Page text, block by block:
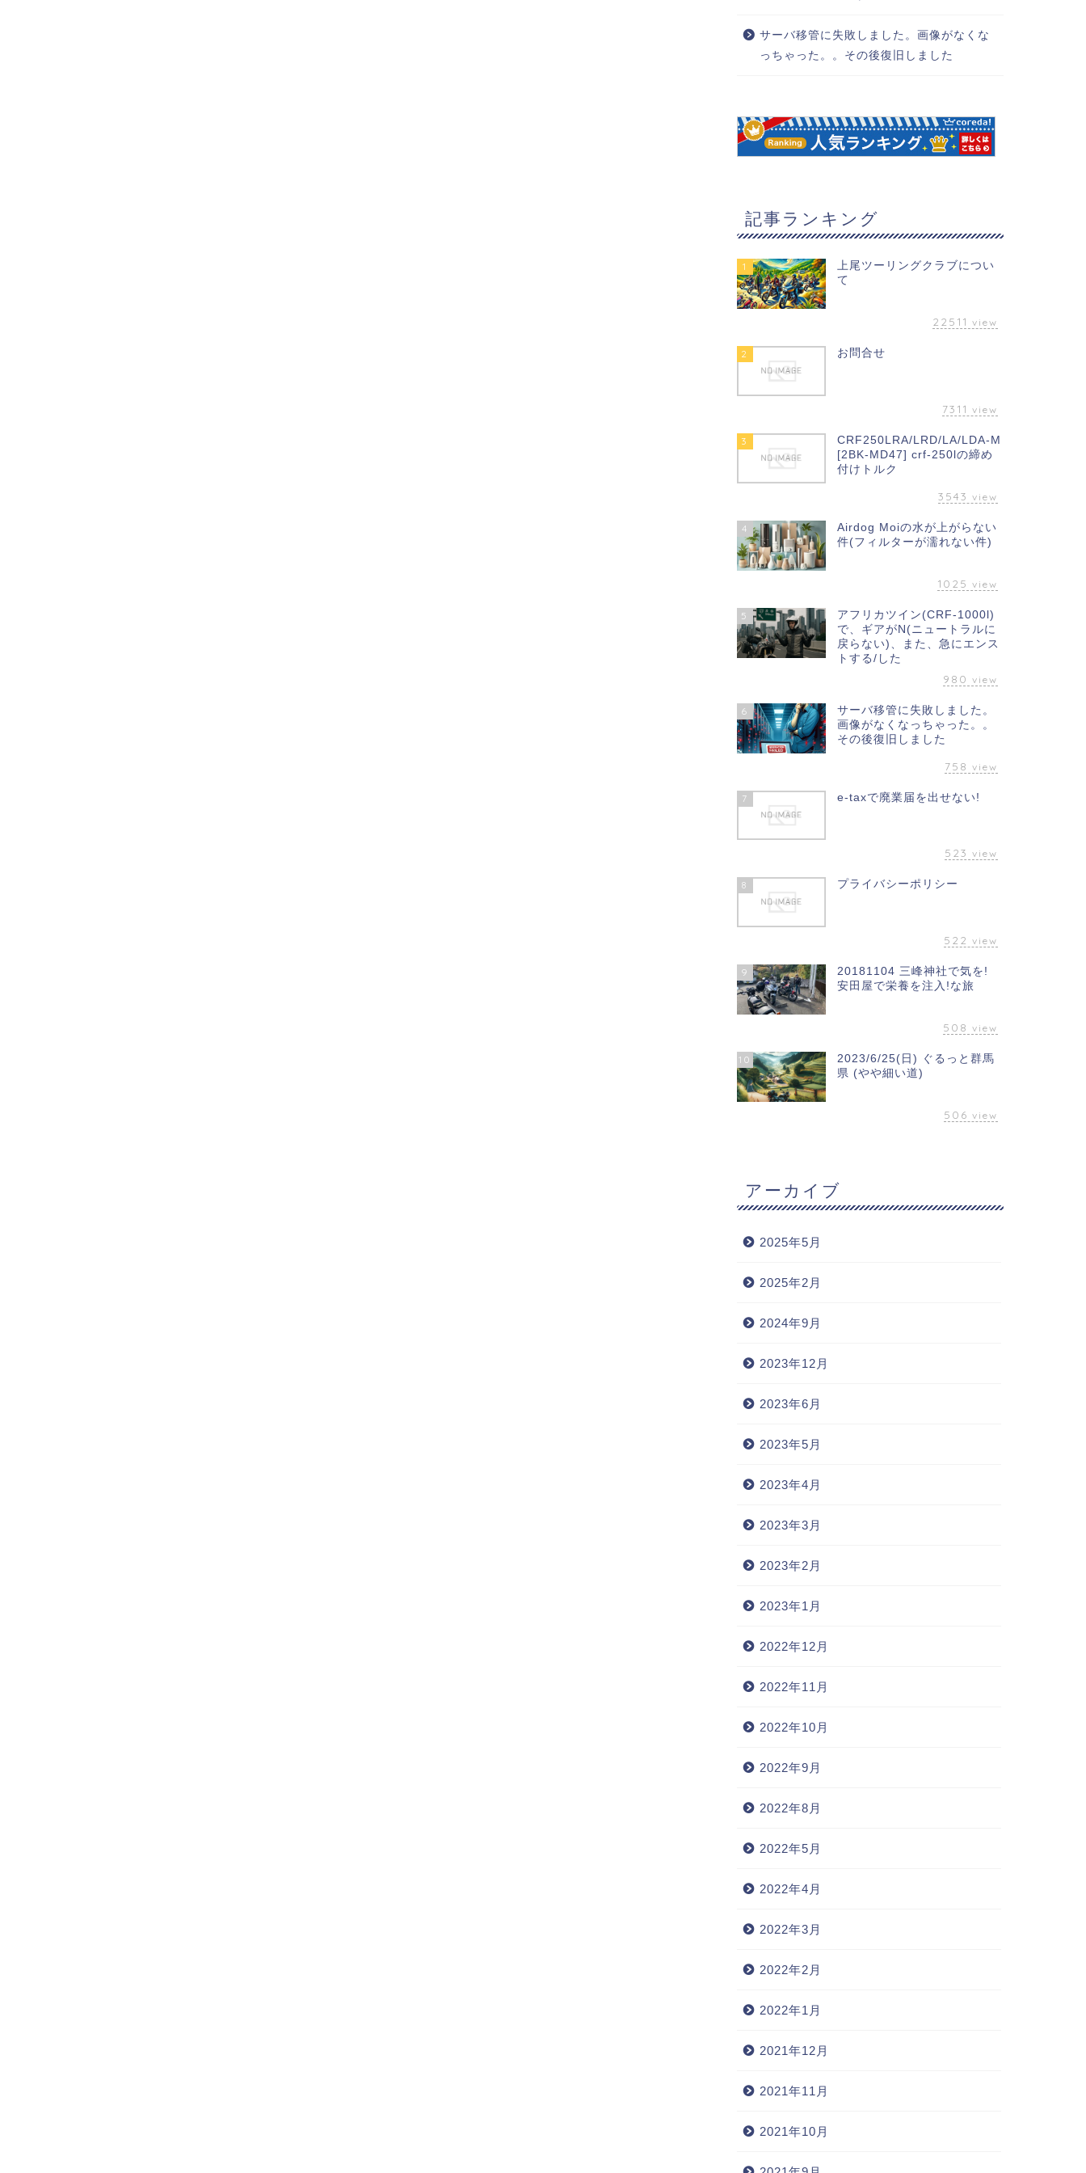
サーバ移管に失敗しました。画像がなくな
っちゃった。。その後復旧しました
記事ランキング
1
上尾ツーリングクラブについ
て
22511 view
2 お問合せ
7311 view
3
CRF250LRA/LRD/LA/LDA-M
[2BK-MD47] crf-250lの締め
付けトルク
3543 view
4
Airdog Moiの水が上がらない
件(フィルターが濡れない件)
1025 view
5
アフリカツイン(CRF-1000l)
で、ギアがN(ニュートラルに
戻らない)、また、急にエンス
トする/した
980 view
6
サーバ移管に失敗しました。
画像がなくなっちゃった。。
その後復旧しました
758 view
7 e-taxで廃業届を出せない!
523 view
8 プライバシーポリシー
522 view
9
20181104 三峰神社で気を!
安田屋で栄養を注入!な旅
508 view
10
2023/6/25(日) ぐるっと群馬
県 (やや細い道)
506 view
アーカイブ
2025年5月
2025年2月
2024年9月
2023年12月
2023年6月
2023年5月
2023年4月
2023年3月
2023年2月
2023年1月
2022年12月
2022年11月
2022年10月
2022年9月
2022年8月
2022年5月
2022年4月
2022年3月
2022年2月
2022年1月
2021年12月
2021年11月
2021年10月